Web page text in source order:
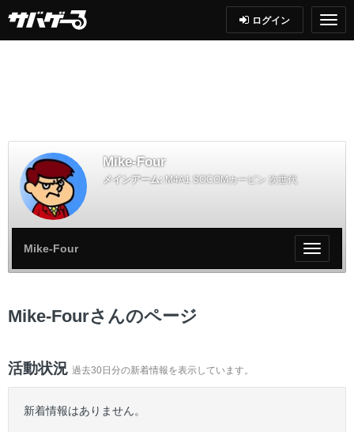
ログイン
Mike-Four
メインアーム: M4A1 SOCOMカービン 次世代
My
ペ
Mike-Four
Mike-Fourさんのページ
活動状況 過去30日分の新着情報を表示しています。
新着情報はありません。